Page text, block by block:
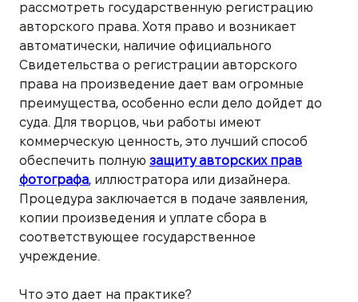
рассмотреть государственную регистрацию
авторского права. Хотя право и возникает
автоматически, наличие официального
Свидетельства о регистрации авторского
права на произведение дает вам огромные
преимущества, особенно если дело дойдет до
суда. Для творцов, чьи работы имеют
коммерческую ценность, это лучший способ
обеспечить полную защиту авторских прав
фотографа, иллюстратора или дизайнера.
Процедура заключается в подаче заявления,
копии произведения и уплате сбора в
соответствующее государственное
учреждение.
Что это дает на практике?